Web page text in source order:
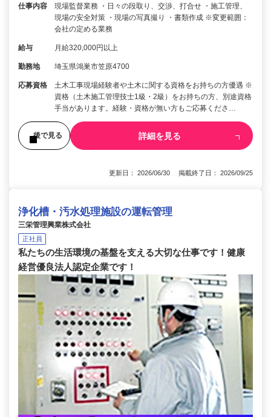
仕事内容
現場監督業務 ・日々の段取り、交渉、打合せ ・施工管理、
現場の安全対策 ・現場の写真撮り ・書類作成 ※変更範囲：
会社の定める業務
給与 月給320,000円以上
勤務地 埼玉県鴻巣市笠原4700
応募資格
土木工事現場経験者や土木に関する資格をお持ちの方優遇 ※
資格（土木施工管理技士1級・2級）をお持ちの方、別途資格
手当があります。経験・資格が無い方もご応募くださ…
後で見る 詳細を見る
更新日： 2026/06/30 掲載終了日： 2026/09/25
浄化槽・汚水処理施設の運転管理
三栄管理興業株式会社
正社員
私たちの生活環境の基盤を支える大切な仕事です！健康
経営優良法人認定企業です！